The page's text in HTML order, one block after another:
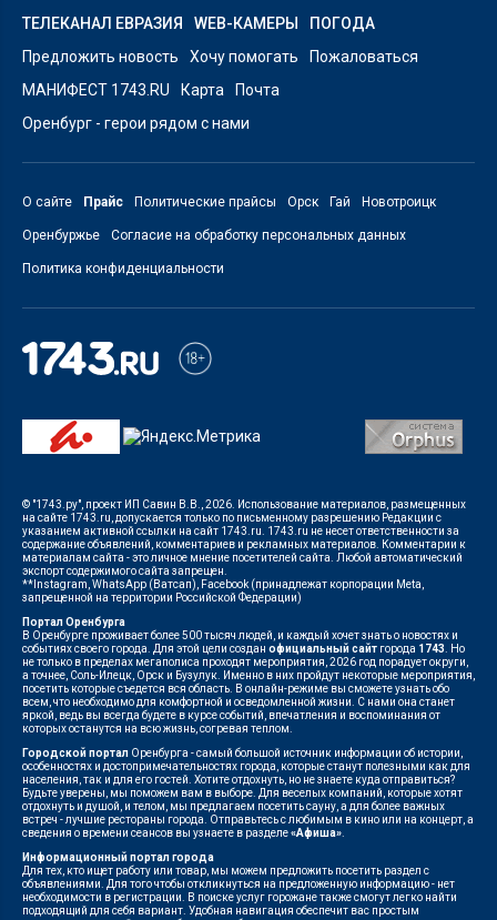
ТЕЛЕКАНАЛ ЕВРАЗИЯ
WEB-КАМЕРЫ
ПОГОДА
Предложить новость
Хочу помогать
Пожаловаться
МАНИФЕСТ 1743.RU
Карта
Почта
Оренбург - герои рядом с нами
О сайте Прайс Политические прайсы Орск Гай Новотроицк
Оренбуржье Согласие на обработку персональных данных
Политика конфиденциальности
© "1743.ру", проект ИП Савин В.В., 2026. Использование материалов, размещенных
на сайте 1743.ru, допускается только по письменному разрешению Редакции с
указанием активной ссылки на сайт 1743.ru. 1743.ru не несет ответственности за
содержание объявлений, комментариев и рекламных материалов. Комментарии к
материалам сайта - это личное мнение посетителей сайта. Любой автоматический
экспорт содержимого сайта запрещен.
**Instagram, WhatsApp (Ватсап), Facebook (принадлежат корпорации Meta,
запрещенной на территории Российской Федерации)
Портал Оренбурга
В Оренбурге проживает более 500 тысяч людей, и каждый хочет знать о новостях и
событиях своего города. Для этой цели создан официальный сайт города 1743 . Но
не только в пределах мегаполиса проходят мероприятия, 2026 год порадует округи,
а точнее, Соль-Илецк, Орск и Бузулук. Именно в них пройдут некоторые мероприятия,
посетить которые съедется вся область. В онлайн-режиме вы сможете узнать обо
всем, что необходимо для комфортной и осведомленной жизни. С нами она станет
яркой, ведь вы всегда будете в курсе событий, впечатления и воспоминания от
которых останутся на всю жизнь, согревая теплом.
Городской портал Оренбурга - самый большой источник информации об истории,
особенностях и достопримечательностях города, которые станут полезными как для
населения, так и для его гостей. Хотите отдохнуть, но не знаете куда отправиться?
Будьте уверены, мы поможем вам в выборе. Для веселых компаний, которые хотят
отдохнуть и душой, и телом, мы предлагаем посетить сауну, а для более важных
встреч - лучшие рестораны города. Отправьтесь с любимым в кино или на концерт, а
сведения о времени сеансов вы узнаете в разделе«Афиша»
Информационный портал города
Для тех, кто ищет работу или товар, мы можем предложить посетить раздел с
объявлениями. Для того чтобы откликнуться на предложенную информацию - нет
необходимости в регистрации. В поиске услуг горожане также смогут легко найти
подходящий для себя вариант. Удобная навигация обеспечит вас простым